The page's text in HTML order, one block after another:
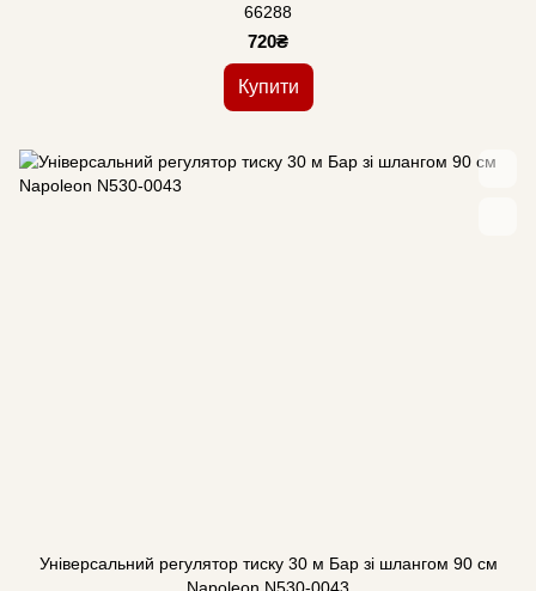
66288
720₴
Купити
Універсальний регулятор тиску 30 м Бар зі шлангом 90 см
Napoleon N530-0043